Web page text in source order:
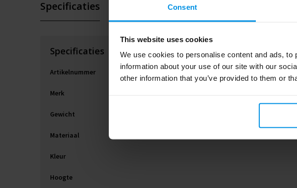
Consent
This website uses cookies
We use cookies to personalise content and ads,
information about your use of our site with our
other information that you’ve provided to them or
Specificaties
Specificaties
Artikelnummer
Merk
Gewicht
Materiaal
Kleur
Hoogte